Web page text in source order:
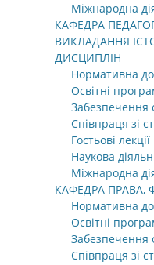
Міжнародна
КАФЕДРА
ВИКЛАДАННЯ
ДИСЦИПЛІН
Нормативна
Освітні
Забезпечення
Співпраця зі
Гостьові лекції
Наукова
Міжнародна
КАФЕДРА ПРАВА,
Нормативна
Освітні
Забезпечення
Співпраця зі